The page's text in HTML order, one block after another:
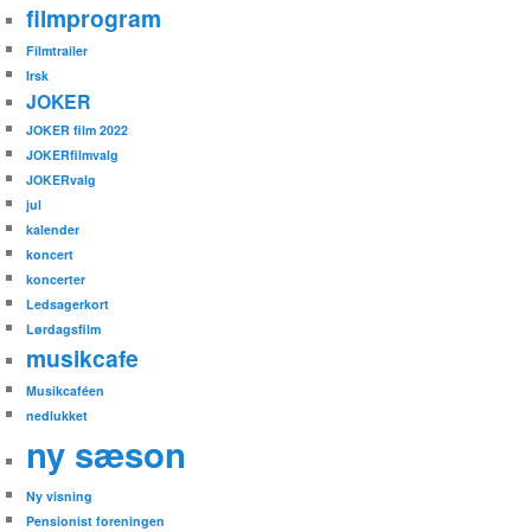
filmprogram
Filmtrailer
Irsk
JOKER
JOKER film 2022
JOKERfilmvalg
JOKERvalg
jul
kalender
koncert
koncerter
Ledsagerkort
Lørdagsfilm
musikcafe
Musikcaféen
nedlukket
ny sæson
Ny visning
Pensionist foreningen